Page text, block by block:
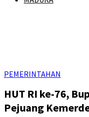
PEMERINTAHAN
HUT RI ke-76,
Pejuang